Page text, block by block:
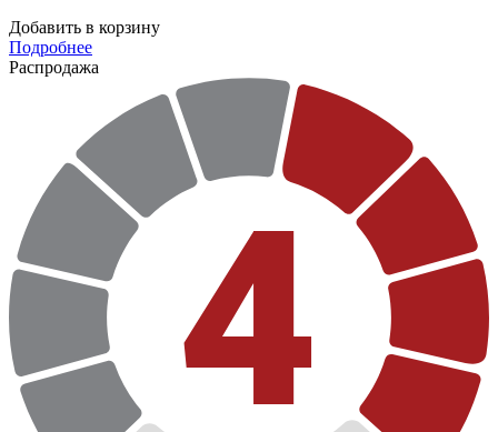
Добавить в корзину
Подробнее
Распродажа